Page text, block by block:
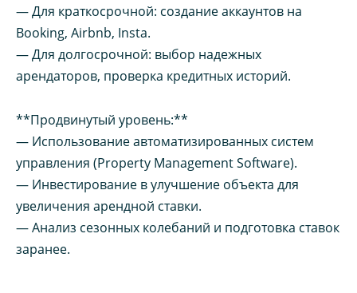
— Для краткосрочной: создание аккаунтов на
Booking, Airbnb, Insta.
— Для долгосрочной: выбор надежных
арендаторов, проверка кредитных историй.
**Продвинутый уровень:**
— Использование автоматизированных систем
управления (Property Management Software).
— Инвестирование в улучшение объекта для
увеличения арендной ставки.
— Анализ сезонных колебаний и подготовка ставок
заранее.